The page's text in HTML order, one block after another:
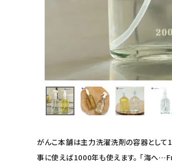
インナー・下着・ナイトウェア
キッズ・ベビー・マタニティ
フード・ドリンク
がんこ本舗は主力洗濯洗剤の容器として10
事に使えば1000年も使えます。 「海へ